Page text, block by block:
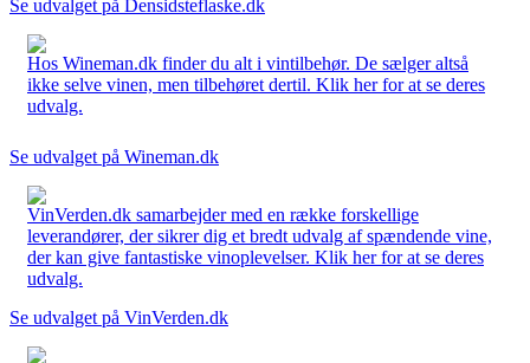
Se udvalget på Densidsteflaske.dk
Hos Wineman.dk finder du alt i vintilbehør. De sælger altså
ikke selve vinen, men tilbehøret dertil. Klik her for at se deres
udvalg.
Se udvalget på Wineman.dk
VinVerden.dk samarbejder med en række forskellige
leverandører, der sikrer dig et bredt udvalg af spændende vine,
der kan give fantastiske vinoplevelser. Klik her for at se deres
udvalg.
Se udvalget på VinVerden.dk